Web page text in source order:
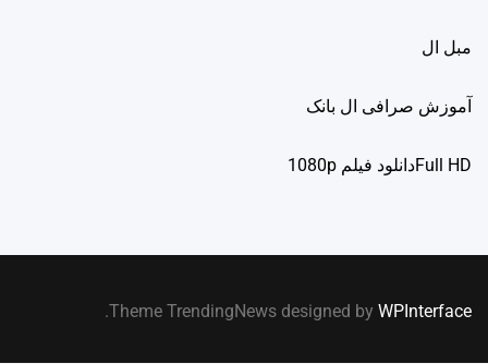
مبل ال
آموزش صرافی ال بانک
Full HDدانلود فيلم 1080p
Theme TrendingNews designed by WPInterface
.